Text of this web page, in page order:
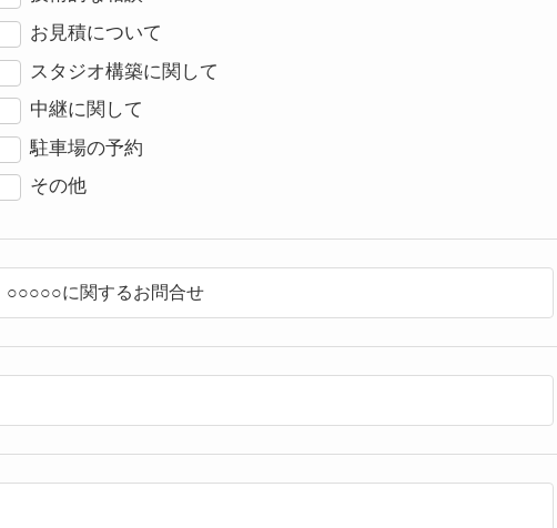
お見積について
スタジオ構築に関して
中継に関して
駐車場の予約
その他